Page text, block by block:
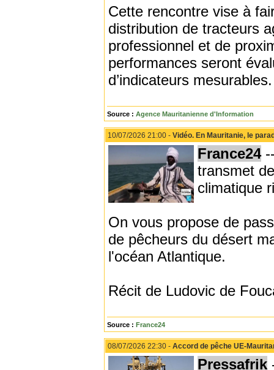
Cette rencontre vise à
distribution de tracteurs
professionnel et de
performances seront
d’indicateurs mesurables.
Source : Agence Mauritanienne d'Information
10/07/2026 21:00 - Vidéo. En Mauritanie, le
France24--
transmet
climatique
On vous propose de
de pêcheurs du désert
l'océan Atlantique.
Récit de Ludovic de
Source : France24
08/07/2026 22:30 - Accord de pêche UE-
Pressafrik